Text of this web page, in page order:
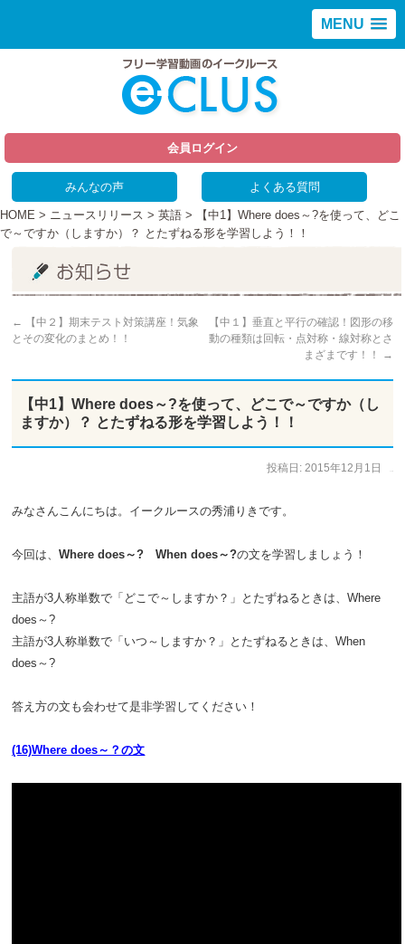
MENU
会員ログイン
みんなの声 よくある質問
HOME > ニュースリリース > 英語 > 【中1】Where does～?を使って、どこ
で～ですか（しますか）？ とたずねる形を学習しよう！！
←
【中２】期末テスト対策講座！気象
とその変化のまとめ！！
【中１】垂直と平行の確認！図形の移
動の種類は回転・点対称・線対称とさ
まざまです！！
→
【中1】Where does～?を使って、どこで～ですか（し
ますか）？ とたずねる形を学習しよう！！
投稿日: 2015年12月1日
みなさんこんにちは。イークルースの秀浦りきです。
今回は、Where does～? When does～?の文を学習しましょう！
主語が3人称単数で「どこで～しますか？」とたずねるときは、Where
does～?
主語が3人称単数で「いつ～しますか？」とたずねるときは、When
does～?
答え方の文も会わせて是非学習してください！
(16)Where does～？の文